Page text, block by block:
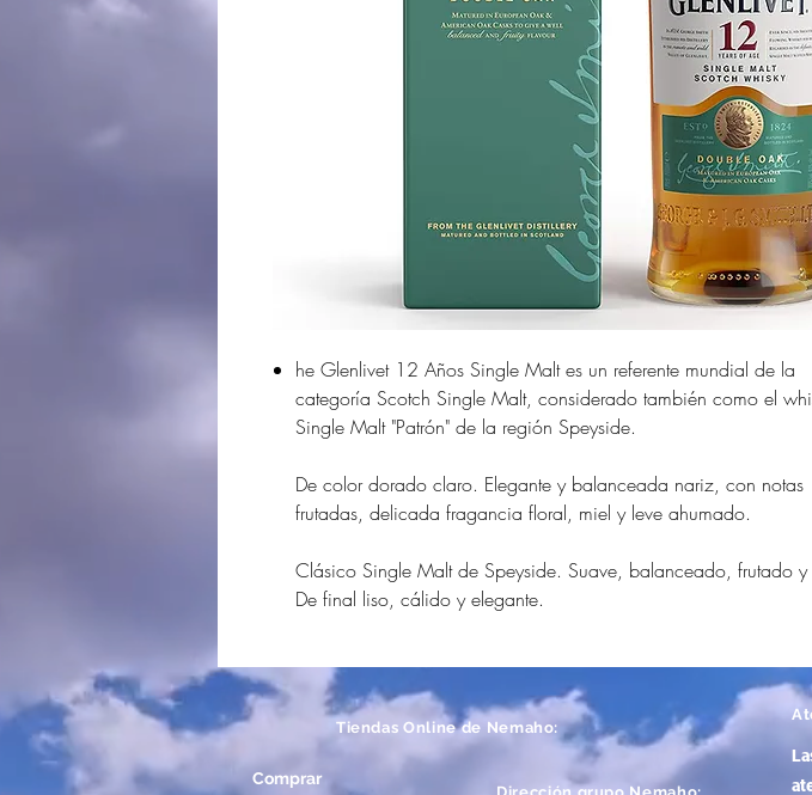
he Glenlivet 12 Años Single Malt es un referente mundial de la
categoría Scotch Single Malt, considerado también como el
Single Malt "Patrón" de la región Speyside.
De color dorado claro. Elegante y balanceada nariz, con notas
frutadas, delicada fragancia floral, miel y leve ahumado.
Clásico Single Malt de Speyside. Suave, balanceado, frutado y
De final liso, cálido y elegante.
Tiendas Online de Nemaho:
Comprar